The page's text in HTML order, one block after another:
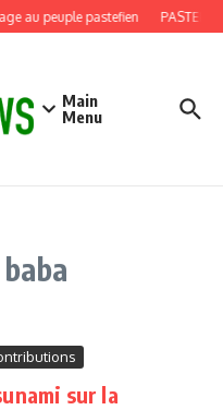
au peuple pastefien PASTEF,
Main
Menu
sur la